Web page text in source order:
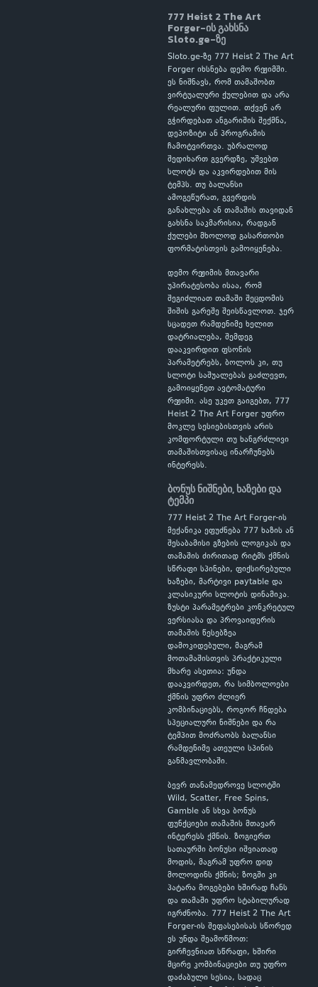
777 Heist 2 The Art
Forger-ის გახსნა
Sloto.ge-ზე
Sloto.ge-ზე 777 Heist 2 The Art
Forger იხსნება დემო რეჟიმში.
ეს ნიშნავს, რომ თამაშობთ
ვირტუალური ქულებით და არა
რეალური ფულით. თქვენ არ
გჭირდებათ ანგარიშის შექმნა,
დეპოზიტი ან პროგრამის
ჩამოტვირთვა. უბრალოდ
შედიხართ გვერდზე, უშვებთ
სლოტს და აკვირდებით მის
ტემპს. თუ ბალანსი
ამოგეწურათ, გვერდის
განახლება ან თამაშის თავიდან
გახსნა საკმარისია, რადგან
ქულები მხოლოდ გასართობი
ფორმატისთვის გამოიყენება.
დემო რეჟიმის მთავარი
უპირატესობა ისაა, რომ
შეგიძლიათ თამაში შეცდომის
შიშის გარეშე შეისწავლოთ. ჯერ
სცადეთ რამდენიმე ხელით
დატრიალება, შემდეგ
დააკვირდით ფსონის
პარამეტრებს, ბოლოს კი, თუ
სლოტი საშუალებას გაძლევთ,
გამოიყენეთ ავტომატური
რეჟიმი. ასე უკეთ გაიგებთ, 777
Heist 2 The Art Forger უფრო
მოკლე სესიებისთვის არის
კომფორტული თუ ხანგრძლივი
თამაშისთვისაც ინარჩუნებს
ინტერესს.
ბონუს ნიშნები, ხაზები და
ტემპი
777 Heist 2 The Art Forger-ის
მექანიკა ეფუძნება 777 ხაზის ან
შესაბამისი გზების ლოგიკას და
თამაშის ძირითად რიტმს ქმნის
სწრაფი სპინები, ფიქსირებული
ხაზები, მარტივი paytable და
კლასიკური სლოტის დინამიკა.
ზუსტი პარამეტრები კონკრეტულ
ვერსიასა და პროვაიდერის
თამაშის წესებზეა
დამოკიდებული, მაგრამ
მოთამაშისთვის პრაქტიკული
მხარე ასეთია: უნდა
დააკვირდეთ, რა სიმბოლოები
ქმნის უფრო ძლიერ
კომბინაციებს, როგორ ჩნდება
სპეციალური ნიშნები და რა
ტემპით მოძრაობს ბალანსი
რამდენიმე ათეული სპინის
განმავლობაში.
ბევრ თანამედროვე სლოტში
Wild, Scatter, Free Spins,
Gamble ან სხვა ბონუს
ფუნქციები თამაშის მთავარ
ინტერესს ქმნის. ზოგიერთ
სათაურში ბონუსი იშვიათად
მოდის, მაგრამ უფრო დიდ
მოლოდინს ქმნის; ზოგში კი
პატარა მოგებები ხშირად ჩანს
და თამაში უფრო სტაბილურად
იგრძნობა. 777 Heist 2 The Art
Forger-ის შეფასებისას სწორედ
ეს უნდა შეამოწმოთ:
გირჩევნიათ სწრაფი, ხშირი
მცირე კომბინაციები თუ უფრო
დაძაბული სესია, სადაც